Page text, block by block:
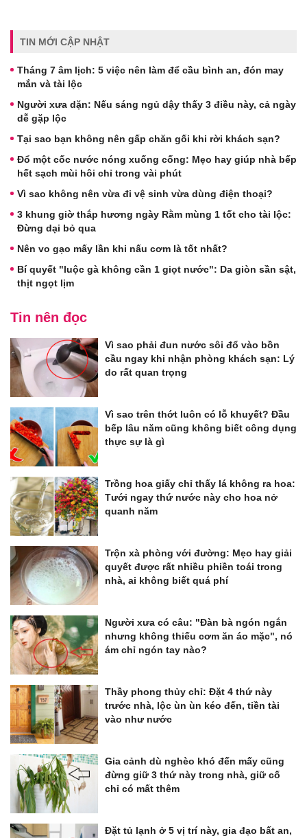
TIN MỚI CẬP NHẬT
Tháng 7 âm lịch: 5 việc nên làm để cầu bình an, đón may
mắn và tài lộc
Người xưa dặn: Nếu sáng ngủ dậy thấy 3 điều này, cả ngày
dễ gặp lộc
Tại sao bạn không nên gấp chăn gối khi rời khách sạn?
Đổ một cốc nước nóng xuống cống: Mẹo hay giúp nhà bếp
hết sạch mùi hôi chỉ trong vài phút
Vì sao không nên vừa đi vệ sinh vừa dùng điện thoại?
3 khung giờ thắp hương ngày Rằm mùng 1 tốt cho tài lộc:
Đừng dại bỏ qua
Nên vo gạo mấy lần khi nấu cơm là tốt nhất?
Bí quyết "luộc gà không cần 1 giọt nước": Da giòn sần sật,
thịt ngọt lịm
Tin nên đọc
Vì sao phải đun nước sôi đổ vào bồn
cầu ngay khi nhận phòng khách sạn: Lý
do rất quan trọng
Vì sao trên thớt luôn có lỗ khuyết? Đầu
bếp lâu năm cũng không biết công dụng
thực sự là gì
Trồng hoa giấy chỉ thấy lá không ra hoa:
Tưới ngay thứ nước này cho hoa nở
quanh năm
Trộn xà phòng với đường: Mẹo hay giải
quyết được rất nhiều phiền toái trong
nhà, ai không biết quá phí
Người xưa có câu: "Đàn bà ngón ngắn
nhưng không thiếu cơm ăn áo mặc", nó
ám chỉ ngón tay nào?
Thầy phong thủy chỉ: Đặt 4 thứ này
trước nhà, lộc ùn ùn kéo đến, tiền tài
vào như nước
Gia cảnh dù nghèo khó đến mấy cũng
đừng giữ 3 thứ này trong nhà, giữ cố
chỉ có mất thêm
Đặt tủ lạnh ở 5 vị trí này, gia đạo bất an,